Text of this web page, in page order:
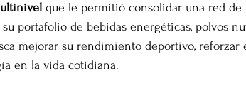
que le permitió consolidar una red de
su portafolio de bebidas energéticas, polvos
mejorar su rendimiento deportivo, reforzar
en la vida cotidiana.